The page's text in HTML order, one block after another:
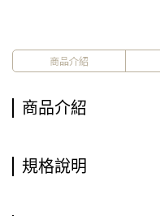
商品介紹
商品介紹
規格說明